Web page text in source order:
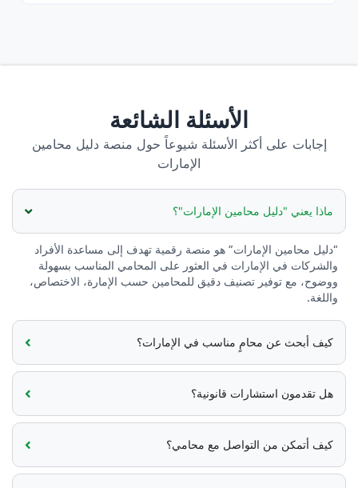
الأسئلة الشائعة
إجابات على أكثر الأسئلة شيوعاً حول منصة دليل محامين
الإمارات
ماذا يعني "دليل محامين الإمارات"؟
“دليل محامين الإمارات” هو منصة رقمية تهدف إلى مساعدة الأفراد
والشركات في الإمارات في العثور على المحامي المناسب بسهولة
ووضوح، مع توفير تصنيف دقيق للمحامين حسب الإمارة، الاختصاص،
واللغة.
كيف أبحث عن محامٍ مناسب في الإمارات؟
هل تقدمون استشارات قانونية؟
كيف أتمكن من التواصل مع محامي؟